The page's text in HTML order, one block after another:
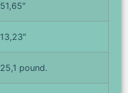
51,65″
13,23″
25,1 pound.